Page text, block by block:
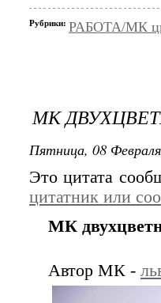
Рубрики: РАБОТА/МК
МК
Пятница, 08
Это цитата
цитатник или
МК
Автор МК -